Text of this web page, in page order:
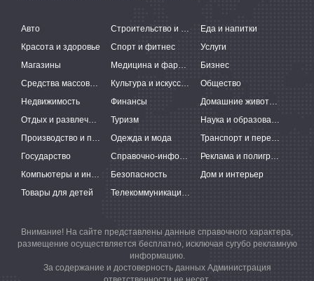
Авто Строительство и ремонт
Еда и напитки
Красота и здоровье
Спорт и фитнес
Услуги
Магазины
Медицина и фармацевтика
Бизнес
Средства массовой информации
Культура и искусство
Общество
Недвижимость
Финансы
Домашние животные
Отдых и развлечения
Туризм
Наука и образование
Производство и поставки
Одежда и мода
Транспорт и перевозки
Государство
Справочно-информационные системы
Реклама и полиграфия
Компьютеры и интернет
Безопасность
Дом и интерьер
Товары для детей
Телекоммуникации и связь
Внимание! На сайте представлены данные справочного характера,
размещение осуществляется бесплатно, исключая сугубо рекламную
информацию.
За содержание и достоверность данных Администрация